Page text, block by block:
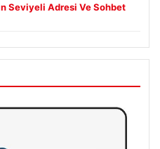
Seviyeli Adresi Ve Sohbet